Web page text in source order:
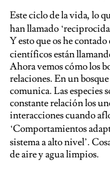
Este ciclo de la vida, lo
han llamado
Y esto que os he
científicos están
Ahora vemos cómo los
relaciones. En un
comunica. Las especies
constante relación los
interacciones cuando
‘Comportamientos
sistema a alto nivel’.
de aire y agua limpios.